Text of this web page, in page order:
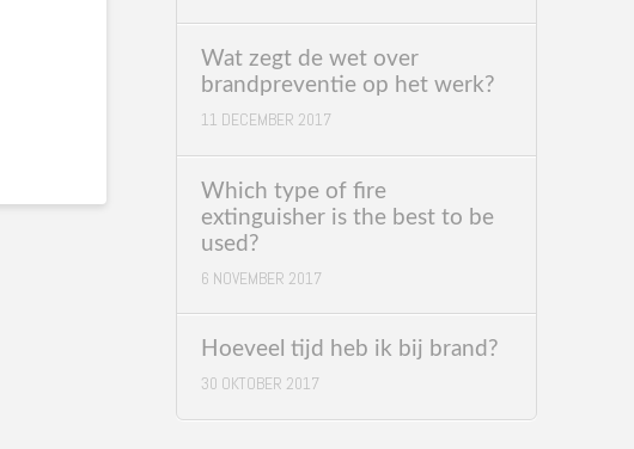
Wat zegt de wet over
brandpreventie op het werk?
11 DECEMBER 2017
Which type of fire
extinguisher is the best to be
used?
6 NOVEMBER 2017
Hoeveel tijd heb ik bij brand?
30 OKTOBER 2017